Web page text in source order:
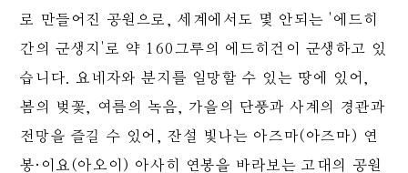
로 만들어진 공원으로, 세계에서도 몇 안되는 '에드히
간의 군생지'로 약 160그루의 에드히건이 군생하고 있
습니다. 요네자와 분지를 일망할 수 있는 땅에 있어,
봄의 벚꽃, 여름의 녹음, 가을의 단풍과 사계의 경관과
전망을 즐길 수 있어, 잔설 빛나는 아즈마(아즈마) 연
봉·이요(아오이) 아사히 연봉을 바라보는 고대의 공원